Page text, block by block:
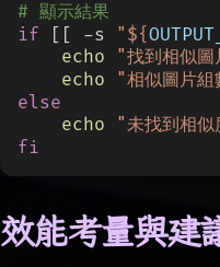
# 顯示結果
if [[ -s "${
    echo
"找到相似圖
    echo
"相似圖片組
else
    echo
"未找到相
fi
效能考量與建